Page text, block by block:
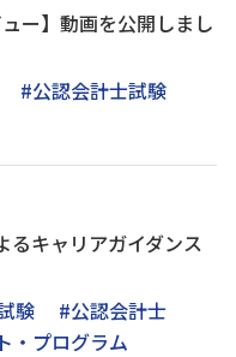
ー】動画を公開しまし
#公認会計士試験
るキャリアガイダンス
験
#公認会計士
・プログラム